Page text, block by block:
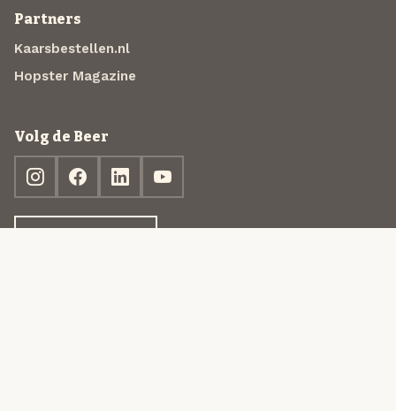
Partners
Kaarsbestellen.nl
Hopster Magazine
Volg de Beer